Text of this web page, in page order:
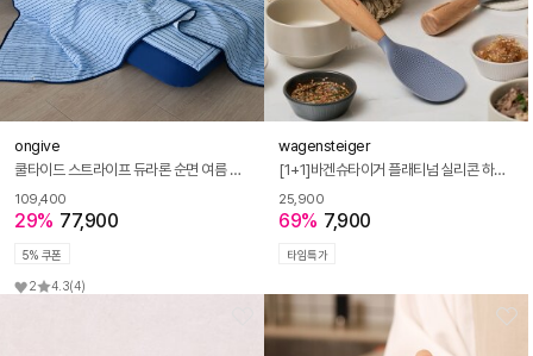
ongive
쿨타이드 스트라이프 듀라론 순면 여름 냉감 이불 세트 4colors(SS/Q)
109,400
29% 77,900
5% 쿠폰
2 4.3(4)
wagensteiger
[1+1]바겐슈타이거 플래티넘 실리콘 하임 스탠딩 주걱
25,900
69% 7,900
타임특가